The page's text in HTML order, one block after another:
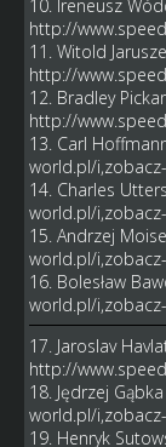
10. Ireneusz
http://
11. Witold
http://
12. Bradley
http://
13. Carl
world.pl/
14. Charles
world.pl/
15. Andrzej
world.pl/
16. Bolesław
world.pl/
17. Jaroslav
http://
18. Jędrzej Gąbka
world.pl/
19. Henryk